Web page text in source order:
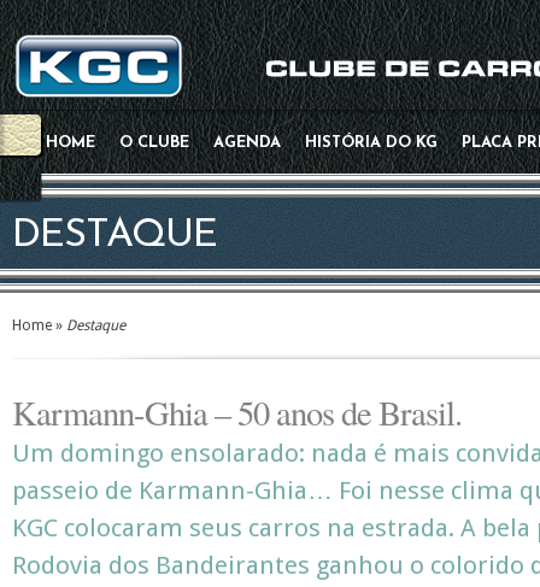
HOME O CLUBE AGENDA HISTÓRIA DO KG PLACA
DESTAQUE
Home » Destaque
Karmann-Ghia – 50 anos de Brasil.
Um domingo ensolarado: nada é mais
passeio de Karmann-Ghia… Foi nesse clima
KGC colocaram seus carros na estrada. A
Rodovia dos Bandeirantes ganhou o colorido